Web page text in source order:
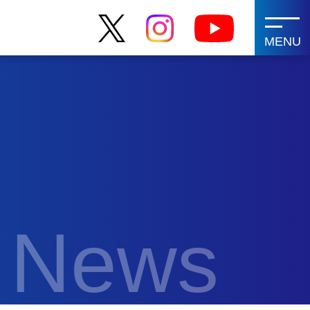
MENU
News